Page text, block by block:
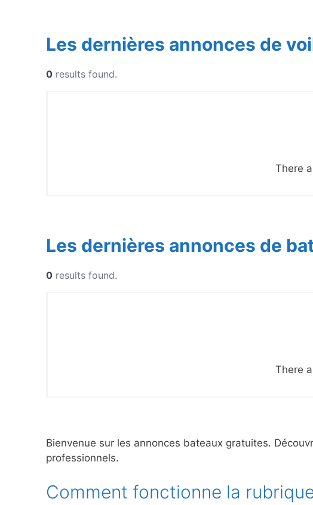
Les dernières annonces de
0 results found.
There
Les dernières annonces de
0 results found.
There
Bienvenue sur les annonces bateaux gratuites.
professionnels.
Comment fonctionne la